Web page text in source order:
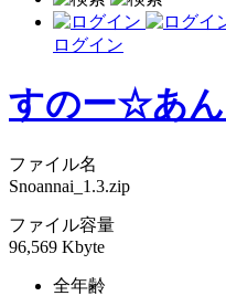
ログイン
すのー☆あ
ファイル名
Snoannai_1.3.zip
ファイル容量
96,569 Kbyte
全年齢